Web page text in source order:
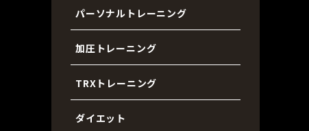
パーソナルトレーニング
加圧トレーニング
TRXトレーニング
ダイエット